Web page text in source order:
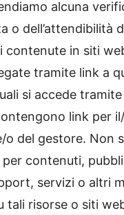
alcuna
o dell’attendibilità
contenute in siti
tramite link a
si accede
link per
o del gestore. Non
per contenuti,
servizi o altri
tali risorse o siti